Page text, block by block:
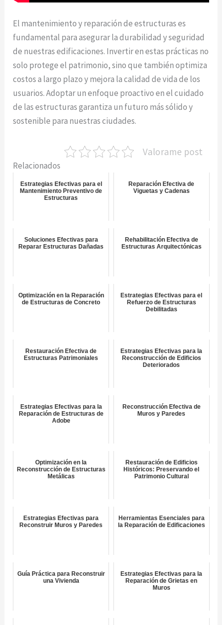
El mantenimiento y reparación de estructuras es
fundamental para asegurar la durabilidad y seguridad
de nuestras edificaciones. Invertir en estas prácticas no
solo protege el patrimonio, sino que también optimiza
costos a largo plazo y mejora la calidad de vida de los
usuarios. Adoptar un enfoque proactivo en el cuidado
de las estructuras garantiza un futuro más sólido y
sostenible para nuestras ciudades.
Valorame post
Relacionados
Estrategias Efectivas para el
Mantenimiento Preventivo de
Estructuras
Reparación Efectiva de
Viguetas y Cadenas
Soluciones Efectivas para
Reparar Estructuras Dañadas
Rehabilitación Efectiva de
Estructuras Arquitectónicas
Optimización en la Reparación
de Estructuras de Concreto
Estrategias Efectivas para el
Refuerzo de Estructuras
Debilitadas
Restauración Efectiva de
Estructuras Patrimoniales
Estrategias Efectivas para la
Reconstrucción de Edificios
Deteriorados
Estrategias Efectivas para la
Reparación de Estructuras de
Adobe
Reconstrucción Efectiva de
Muros y Paredes
Optimización en la
Reconstrucción de Estructuras
Metálicas
Restauración de Edificios
Históricos: Preservando el
Patrimonio Cultural
Estrategias Efectivas para
Reconstruir Muros y Paredes
Herramientas Esenciales para
la Reparación de Edificaciones
Guía Práctica para Reconstruir
una Vivienda
Estrategias Efectivas para la
Reparación de Grietas en
Muros